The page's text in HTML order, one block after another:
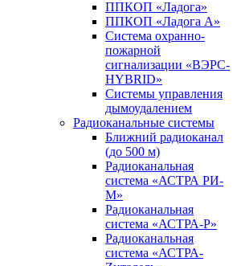
ППКОП «Ладога»
ППКОП «Ладога А»
Система охранно-
пожарной
сигнализации «ВЭРС-
HYBRID»
Системы управления
дымоудалением
Радиоканальные системы
Ближний радиоканал
(до 500 м)
Радиоканальная
система «АСТРА РИ-
М»
Радиоканальная
система «АСТРА-Р»
Радиоканальная
система «АСТРА-